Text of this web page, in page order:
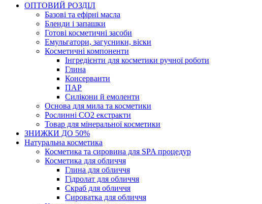
ОПТОВИЙ РОЗДІЛ
Базові та ефірні масла
Бленди і запашки
Готові косметичні засоби
Емульгатори, загусники, віски
Косметичні компоненти
Інгредієнти для косметики ручної роботи
Глина
Консерванти
ПАР
Силікони й емоленти
Основа для мила та косметики
Рослинні СО2 екстракти
Товар для мінеральної косметики
ЗНИЖКИ ДО 50%
Натуральна косметика
Косметика та сировина для SPA процедур
Косметика для обличчя
Глина для обличчя
Гідролат для обличчя
Скраб для обличчя
Сироватка для обличчя